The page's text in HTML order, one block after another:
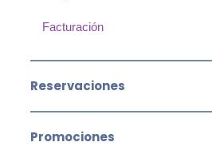
Facturación
Reservaciones
Promociones